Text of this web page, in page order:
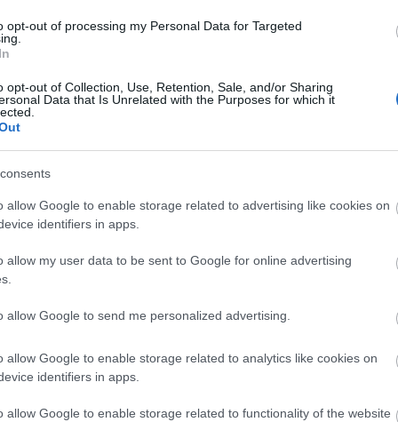
opt-out of processing my Personal Data for Targeted
opt-out of Collection, Use, Retention, Sale, and/or Sharing
Data that Is Unrelated with the Purposes for which it
allow Google to enable storage related to advertising like cookies on
identifiers in apps.
allow my user data to be sent to Google for online advertising
allow Google to send me personalized advertising.
allow Google to enable storage related to analytics like cookies on
identifiers in apps.
allow Google to enable storage related to functionality of the website
να κάνει μεγάλη διαφορά. Η
υψηλής περιεκτικότητας σε
τους βιοδείκτες της φλεγμονής
15:01
14:35